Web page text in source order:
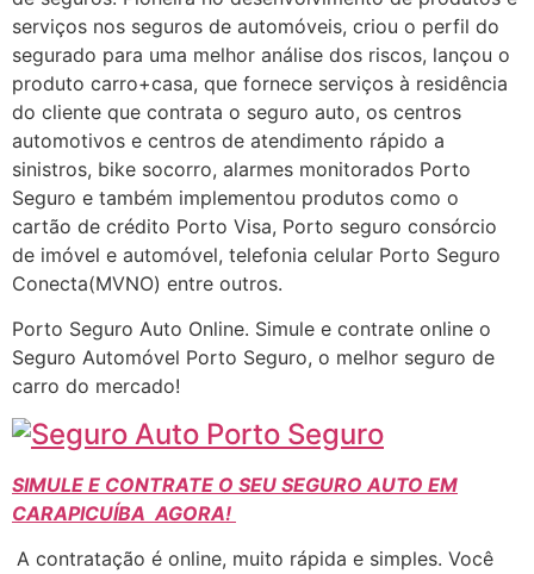
serviços nos seguros de automóveis, criou o perfil do
segurado para uma melhor análise dos riscos, lançou o
produto carro+casa, que fornece serviços à residência
do cliente que contrata o seguro auto, os centros
automotivos e centros de atendimento rápido a
sinistros, bike socorro, alarmes monitorados Porto
Seguro e também implementou produtos como o
cartão de crédito Porto Visa, Porto seguro consórcio
de imóvel e automóvel, telefonia celular Porto Seguro
Conecta(MVNO) entre outros.
Porto Seguro Auto Online. Simule e contrate online o
Seguro Automóvel Porto Seguro, o melhor seguro de
carro do mercado!
SIMULE E CONTRATE O SEU SEGURO AUTO EM
CARAPICUÍBA AGORA!
A contratação é online, muito rápida e simples. Você